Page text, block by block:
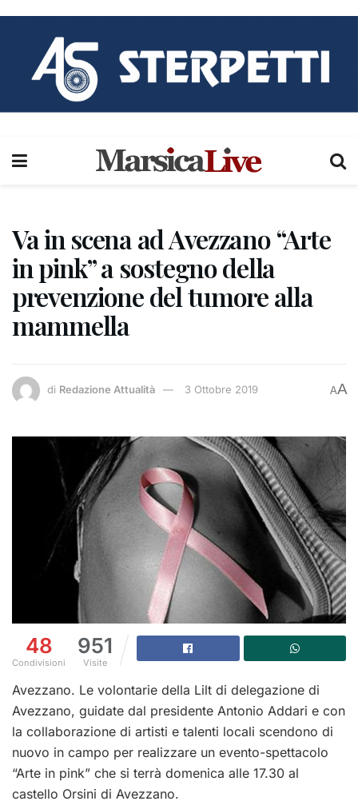
Va in scena ad Avezzano “Arte
in pink” a sostegno della
prevenzione del tumore alla
mammella
di Redazione Attualità 3 Ottobre 2019 AA
48
Condivisioni
951
Visite
Avezzano. Le volontarie della Lilt di delegazione di
Avezzano, guidate dal presidente Antonio Addari e con
la collaborazione di artisti e talenti locali scendono di
nuovo in campo per realizzare un evento-spettacolo
“Arte in pink” che si terrà domenica alle 17.30 al
castello Orsini di Avezzano.